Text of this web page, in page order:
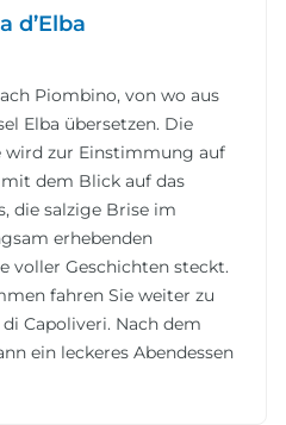
d’Elba
Piombino, von wo aus
Elba übersetzen. Die
wird zur Einstimmung auf
dem Blick auf das
die salzige Brise im
erhebenden
voller Geschichten steckt.
fahren Sie weiter zu
Capoliveri. Nach dem
ein leckeres Abendessen